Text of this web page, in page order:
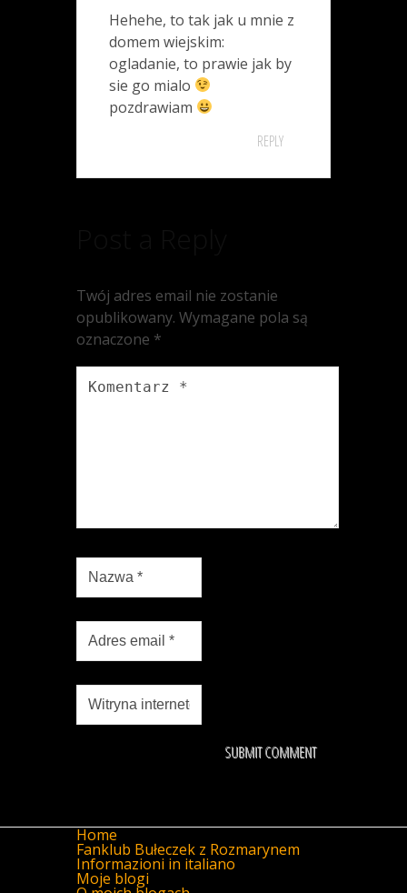
Hehehe, to tak jak u mnie z
domem wiejskim:
ogladanie, to prawie jak by
sie go mialo
pozdrawiam
REPLY
Twój adres email nie zostanie
opublikowany. Wymagane pola są
oznaczone *
Home
Fanklub Bułeczek z Rozmarynem
Informazioni in italiano
Moje blogi